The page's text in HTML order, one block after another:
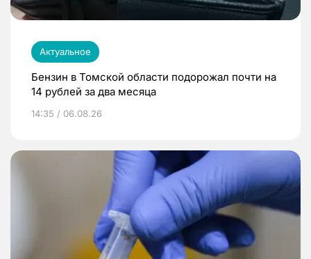
Актуальное
Бензин в Томской области подорожал почти на
14 рублей за два месяца
14:35 / 06.08.26